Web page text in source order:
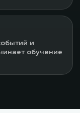
и
обучение